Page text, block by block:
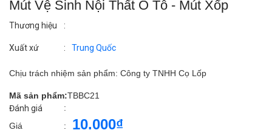
Mút Vệ Sinh Nội Thất Ô Tô - Mút Xốp
Thương hiệu :
Xuất xứ : Trung Quốc
Chịu trách nhiệm sản phẩm: Công ty TNHH Cọ Lốp
Mã sản phẩm:TBBC21
Đánh giá
:
Giá
: 10.000₫